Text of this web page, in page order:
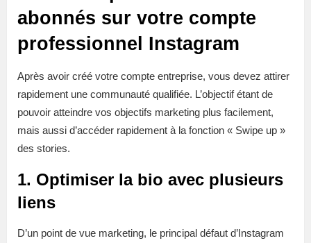
abonnés sur votre compte
professionnel Instagram
Après avoir créé votre compte entreprise, vous devez attirer
rapidement une communauté qualifiée. L’objectif étant de
pouvoir atteindre vos objectifs marketing plus facilement,
mais aussi d’accéder rapidement à la fonction « Swipe up »
des stories.
1. Optimiser la bio avec plusieurs
liens
D’un point de vue marketing, le principal défaut d’Instagram